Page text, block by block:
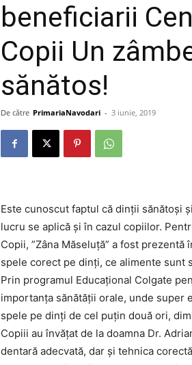
beneficiarii
Copii Un
sănătos!
De către PrimariaNavodari - 3 iunie, 2019
Este cunoscut faptul că dinții sănătoși
lucru se aplică și în cazul copiilor.
Copii, ”Zâna Măseluță” a fost
spele corect pe dinți, ce alimente sunt
Prin programul Educațional Colgate
importanța sănătății orale, unde super
spele pe dinți de cel puțin două ori,
Copiii au învățat de la doamna Dr.
dentară adecvată, dar și tehnica